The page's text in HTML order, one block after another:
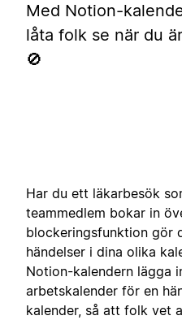
Med Notion-
låta folk se när du
🚫
Har du ett läkarbesök
teammedlem bokar in
blockeringsfunktion gör
händelser i dina olika
Notion-kalendern lägga
arbetskalender för en
kalender, så att folk vet